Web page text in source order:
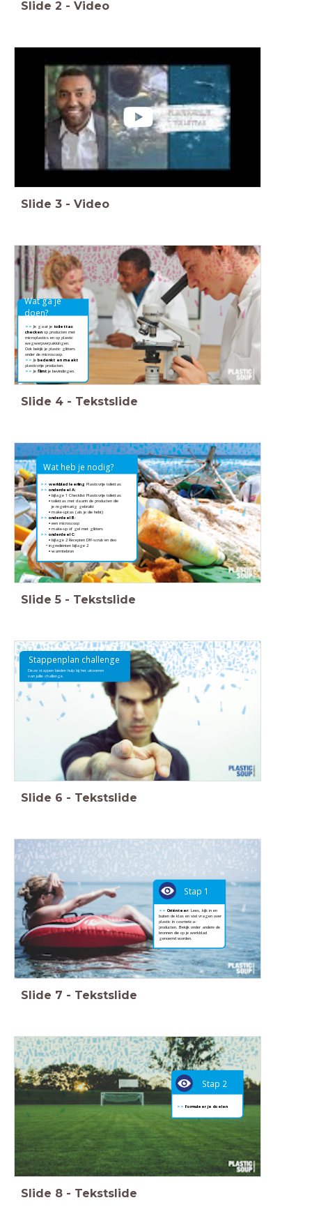
Slide 2 - Video
Slide 3 - Video
Wat ga je
doen?
>>Je gaat je toilettas
checken op producten met
microplastics en op plastic
wegwerpverpakkingen.
Ook bekijk je plastic glitters
onder de microscoop.
>>Jebedenkt en maakt
plasticvrije producten.
>> Jefilmt je bevindingen.
Slide 4 - Tekstslide
Wat heb je nodig?
>> werkblad leerling Plasticvrije toilettas
>>onderdeel A:
>>•bijlage 1 Checklist Plasticvrije toilettas
•toilettas met daarin de producten die
je regelmatig gebruikt
>>• make-uptas (als je die hebt)
>>onderdeel B:
>>•een microscoop
•make-up of gel met glitters
>>onderdeel C:
•bijlage 2 Recepten DIY-scrub en deo
• ingrediënten bijlage 2
>>•warmtebron
Slide 5 - Tekstslide
Stappenplan challenge
Deze stappen bieden hulp bij het uitvoeren
van jullie challenge.
Slide 6 - Tekstslide
>> Oriënteer: Lees, kijk in en
buiten de klas en stel vragen over
plastic in cosmetica-
producten. Bekijk onder andere de
bronnen die op je werkblad
genoemd worden.
Stap 1
Slide 7 - Tekstslide
>> Formuleer je doelen
Stap 2
Slide 8 - Tekstslide